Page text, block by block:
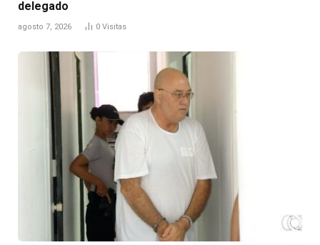
delegado
agosto 7, 2026 0 Visitas